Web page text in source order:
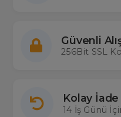
Güvenli
256Bit SSL
Kolay İade
14 İş Günü